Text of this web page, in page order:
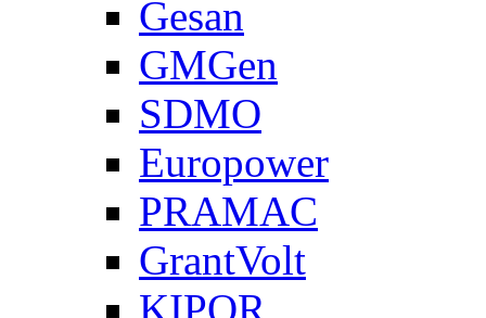
Gesan
GMGen
SDMO
Europower
PRAMAC
GrantVolt